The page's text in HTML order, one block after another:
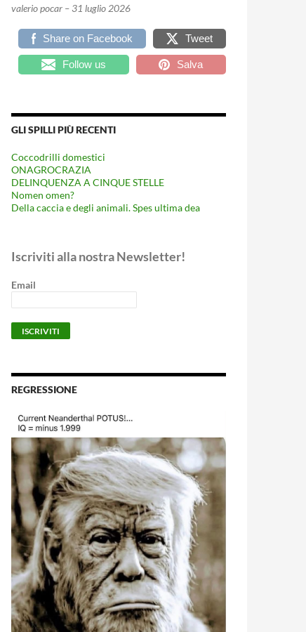
valerio pocar – 31 luglio 2026
Share on Facebook Tweet
Follow us Salva
GLI SPILLI PIÙ RECENTI
Coccodrilli domestici
ONAGROCRAZIA
DELINQUENZA A CINQUE STELLE
Nomen omen?
Della caccia e degli animali. Spes ultima dea
Iscriviti alla nostra Newsletter!
Email
REGRESSIONE